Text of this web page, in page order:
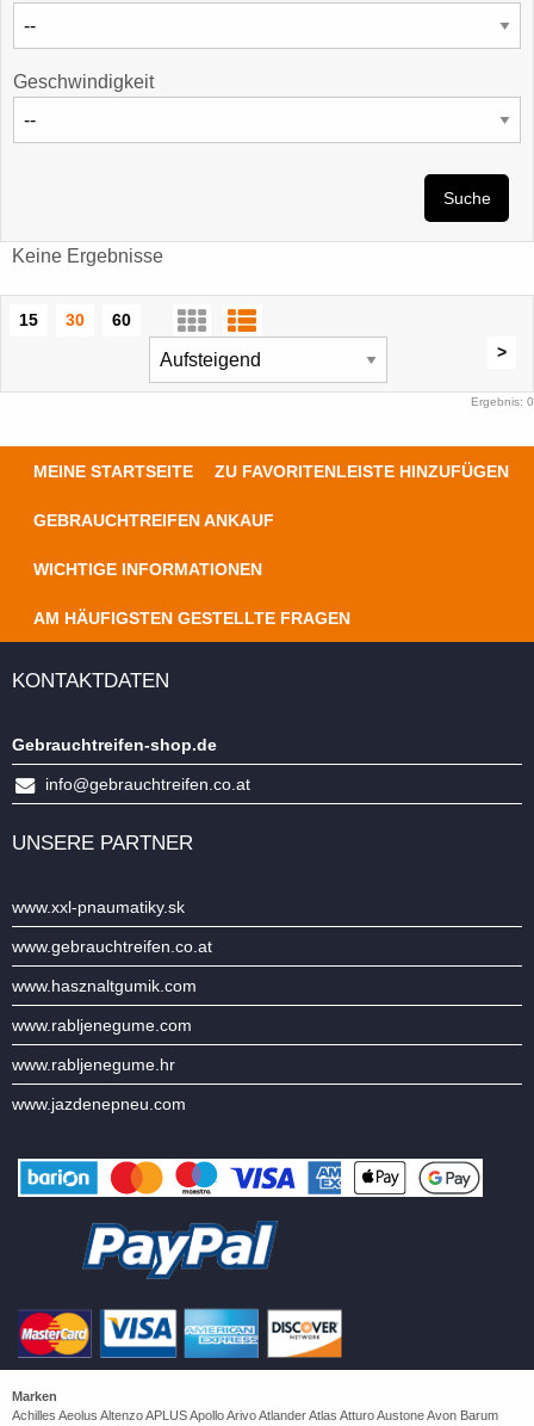
Geschwindigkeit
Suche
Keine Ergebnisse
15 30
60
>
Ergebnis: 0
MEINE STARTSEITE ZU FAVORITENLEISTE HINZUFÜGEN
GEBRAUCHTREIFEN ANKAUF
WICHTIGE INFORMATIONEN
AM HÄUFIGSTEN GESTELLTE FRAGEN
KONTAKTDATEN
Gebrauchtreifen-shop.de
info@gebrauchtreifen.co.at
UNSERE PARTNER
www.xxl-pnaumatiky.sk
www.gebrauchtreifen.co.at
www.hasznaltgumik.com
www.rabljenegume.com
www.rabljenegume.hr
www.jazdenepneu.com
Marken
Achilles Aeolus Altenzo APLUS Apollo Arivo Atlander Atlas Atturo Austone Avon Barum